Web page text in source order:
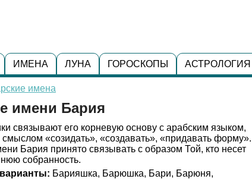
ИМЕНА ЛУНА ГОРОСКОПЫ АСТРОЛОГИЯ
имена
имени Бария
связывают его корневую основу с арабским языком,
смыслом «созидать», «создавать», «придавать форму».
Бария принято связывать с образом Той, кто несет
собранность.
Барияшка, Барюшка, Бари, Барюня,